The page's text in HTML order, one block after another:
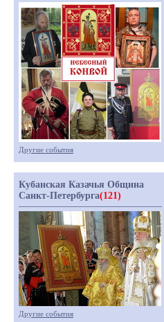
Другие события
Кубанская Казачья Община
Санкт-Петербурга(121)
Другие события